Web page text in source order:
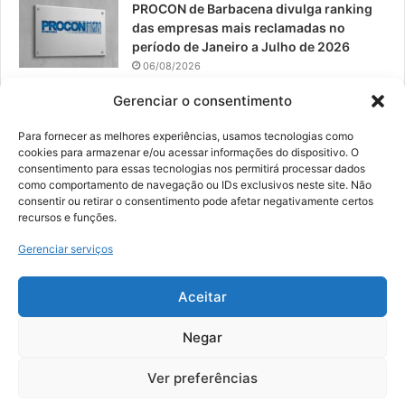
Gerenciar o consentimento
Para fornecer as melhores experiências, usamos tecnologias como
cookies para armazenar e/ou acessar informações do dispositivo. O
consentimento para essas tecnologias nos permitirá processar dados
como comportamento de navegação ou IDs exclusivos neste site. Não
consentir ou retirar o consentimento pode afetar negativamente certos
recursos e funções.
Gerenciar serviços
Aceitar
Negar
Ver preferências
PROCON de Barbacena divulga ranking
das empresas mais reclamadas no
período de Janeiro a Julho de 2026
06/08/2026
Prefeitura convoca organizações de
Resíduos Sólidos
05/08/2026
© 2026, Todos os direitos reservados | Desenvolvido por:
Digital Business| Hospedado por:NP Publicidade
Fale Conosco
Sobre Nós
Política de Segurança e Privacidade
Facebook
YouTubeInstagram